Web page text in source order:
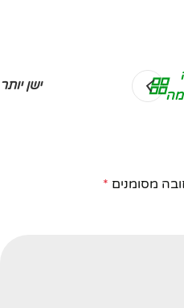
ישן יותר
מסומנים *